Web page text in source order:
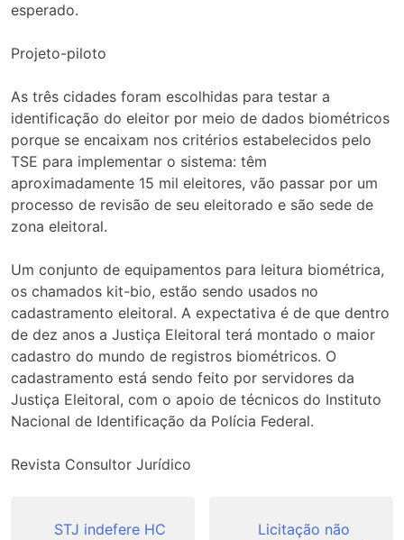
esperado.
Projeto-piloto
As três cidades foram escolhidas para testar a
identificação do eleitor por meio de dados biométricos
porque se encaixam nos critérios estabelecidos pelo
TSE para implementar o sistema: têm
aproximadamente 15 mil eleitores, vão passar por um
processo de revisão de seu eleitorado e são sede de
zona eleitoral.
Um conjunto de equipamentos para leitura biométrica,
os chamados kit-bio, estão sendo usados no
cadastramento eleitoral. A expectativa é de que dentro
de dez anos a Justiça Eleitoral terá montado o maior
cadastro do mundo de registros biométricos. O
cadastramento está sendo feito por servidores da
Justiça Eleitoral, com o apoio de técnicos do Instituto
Nacional de Identificação da Polícia Federal.
Revista Consultor Jurídico
STJ indefere HC
Licitação não